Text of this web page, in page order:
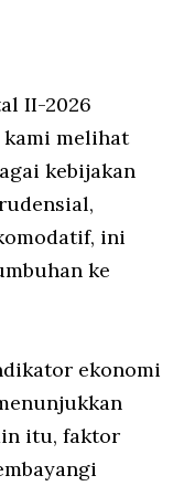
II-2026
melihat
kebijakan
ini
ke
ekonomi
itu, faktor